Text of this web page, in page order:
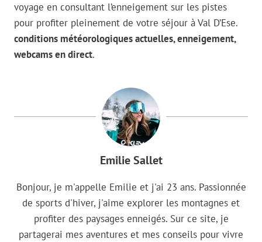
voyage en consultant l’enneigement sur les pistes
pour profiter pleinement de votre séjour à Val D’Ese.
conditions météorologiques actuelles, enneigement,
webcams en direct.
Emilie Sallet
Bonjour, je m'appelle Emilie et j'ai 23 ans. Passionnée
de sports d'hiver, j'aime explorer les montagnes et
profiter des paysages enneigés. Sur ce site, je
partagerai mes aventures et mes conseils pour vivre